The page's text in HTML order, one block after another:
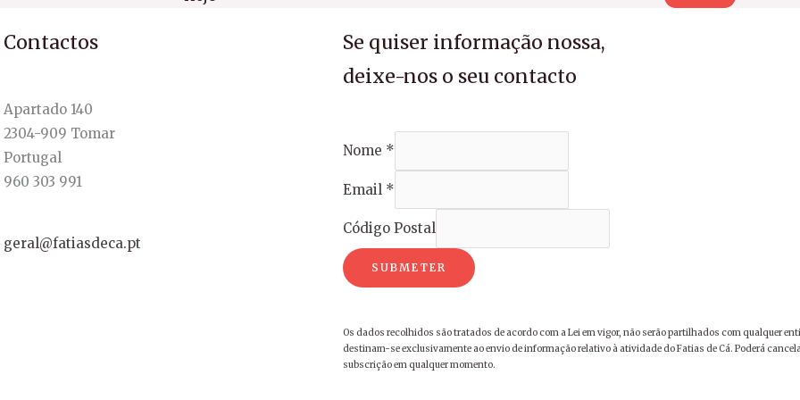
Contactos
Apartado 140
2304-909 Tomar
Portugal
960 303 991
geral@fatiasdeca.pt
Se quiser informação nossa,
deixe-nos o seu contacto
Nome *
Email *
Código Postal
SUBMETER
Os dados recolhidos são tratados de acordo com a Lei em vigor, não serão partilhados com qualquer
destinam-se exclusivamente ao envio de informação relativo à atividade do Fatias de Cá. Poderá
subscrição em qualquer momento.